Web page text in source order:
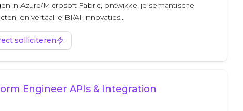
in Azure/Microsoft Fabric, ontwikkel je semantische
en vertaal je BI/AI-innovaties...
solliciteren
Engineer APIs & Integration